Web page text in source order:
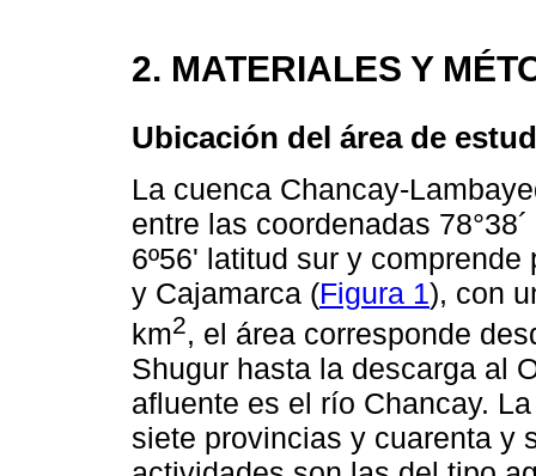
2. MATERIALES Y
Ubicación del área de
La cuenca Chancay-
entre las coordenadas
6º56' latitud sur y
y Cajamarca (Figura 1), con
km2, el área corresponde
Shugur hasta la descarga al
afluente es el río Chancay.
siete provincias y cuarenta y